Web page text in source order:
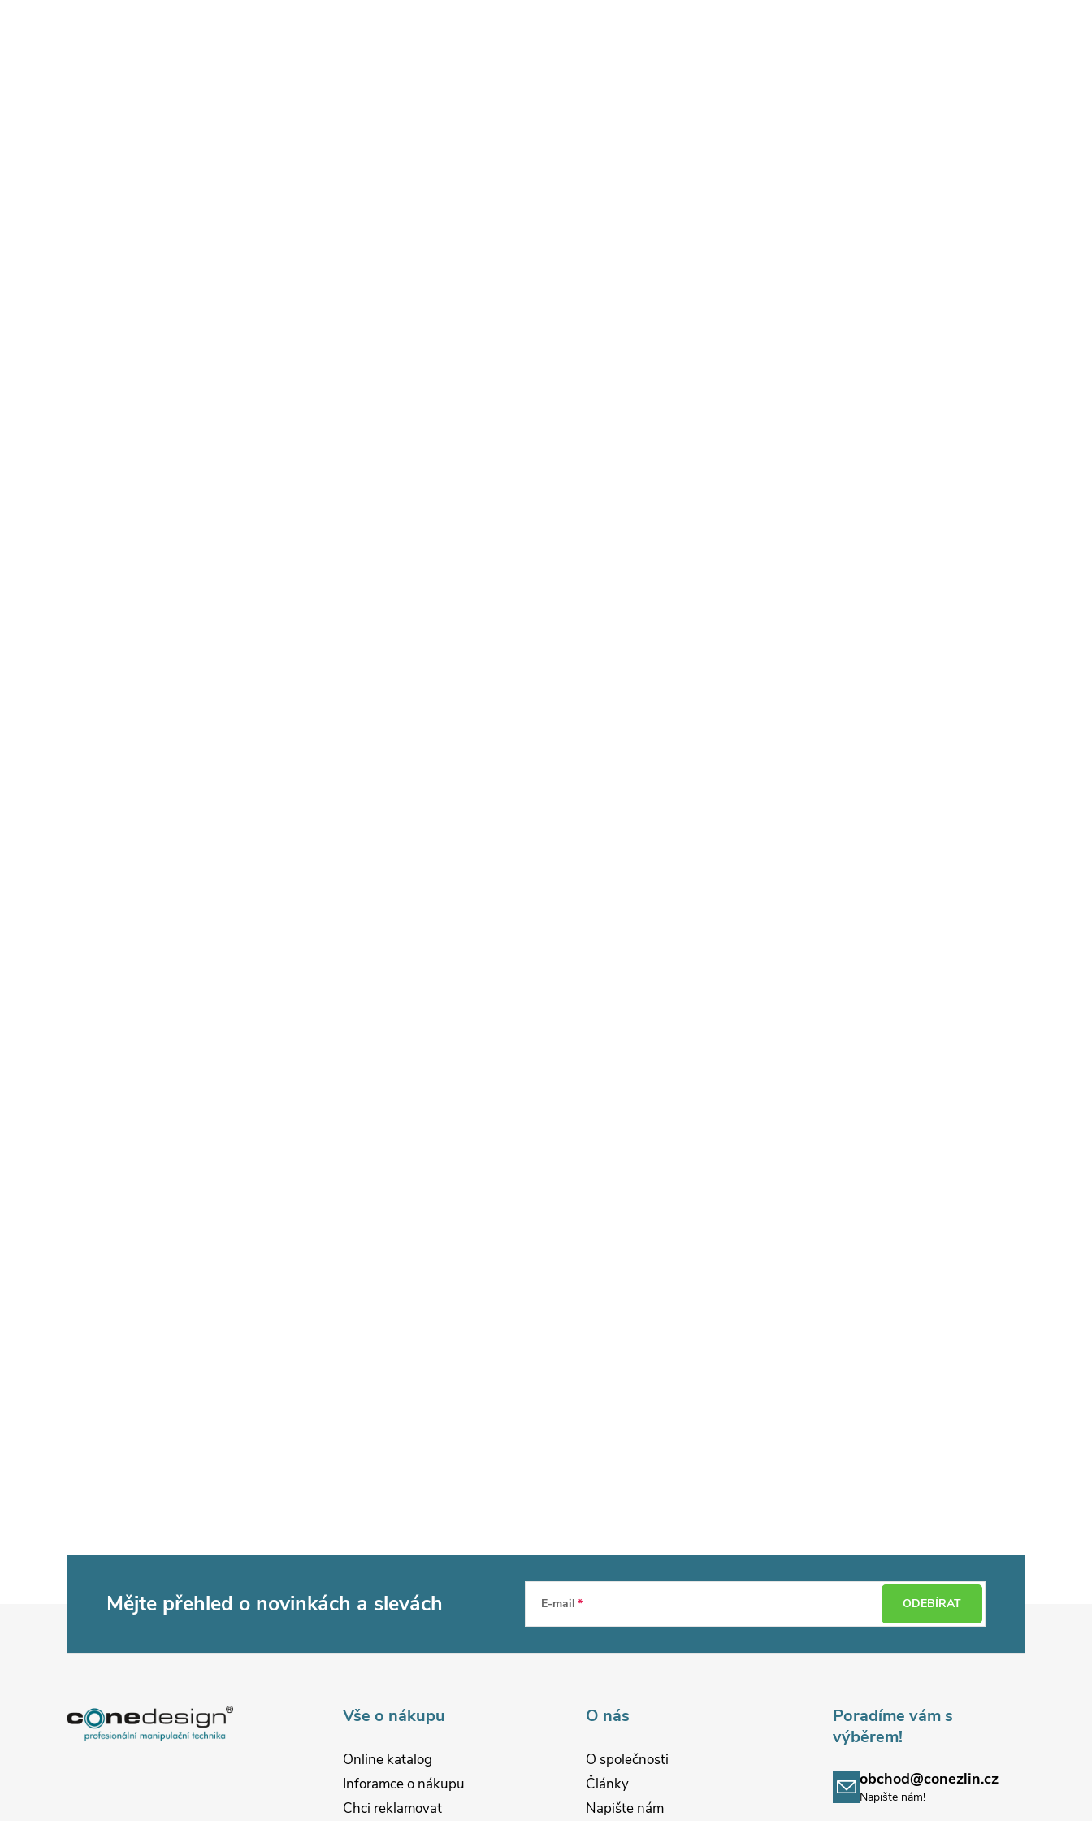
Mějte přehled o novinkách a slevách E-mail ODEBÍRAT
Vše o nákupu
Online katalog
Inforamce o nákupu
Chci reklamovat
O nás
O společnosti
Články
Napište nám
Poradíme vám s
výběrem!
obchod@conezlin.cz
Napište nám!